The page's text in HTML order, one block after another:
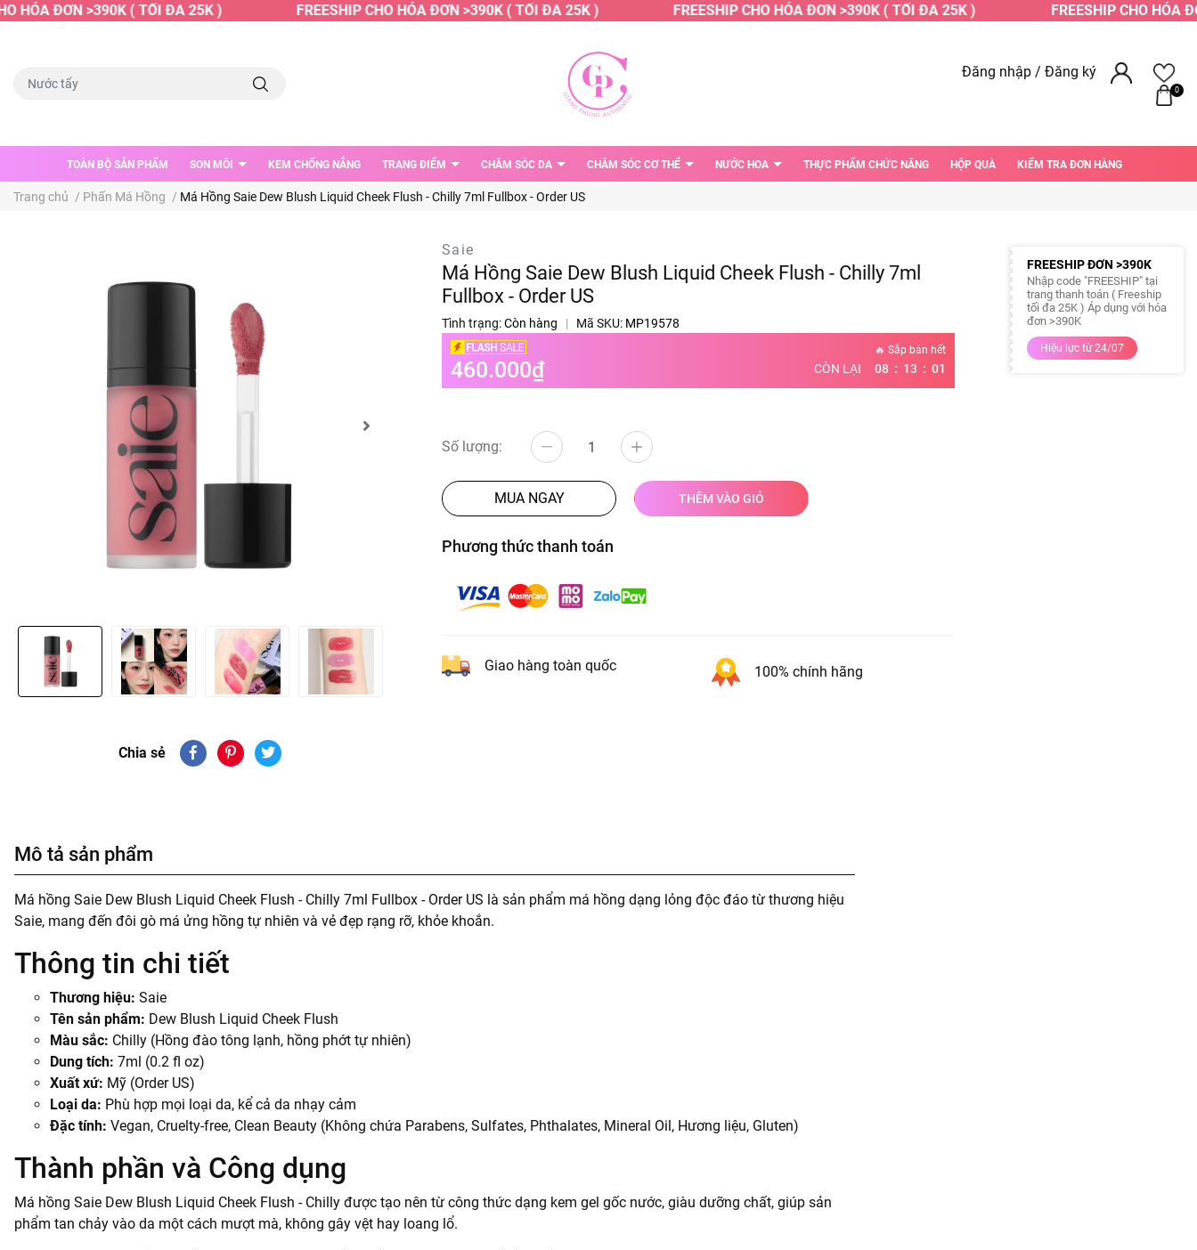
HÓA ĐƠN >390K ( TỐI ĐA 25K ) FREESHIP CHO HÓA ĐƠN >390K ( TỐI ĐA 25K ) FREESHIP CHO HÓA ĐƠN >390K ( TỐI ĐA 25K ) FREESHIP CHO HÓA
Đăng nhập / Đăng ký
0
TOÀN BỘ SẢN PHẨM SON MÔI KEM CHỐNG NẮNG TRANG ĐIỂM CHĂM SÓC DA CHĂM SÓC CƠ THỂ NƯỚC HOA THỰC PHẨM CHỨC NĂNG HỘP QUÀ KIỂM TRA ĐƠN HÀNG
Trang chủ / Phấn Má Hồng / Má Hồng Saie Dew Blush Liquid Cheek Flush - Chilly 7ml Fullbox - Order US
Chia sẻ
Saie
Má Hồng Saie Dew Blush Liquid Cheek Flush - Chilly 7ml
Fullbox - Order US
Tình trạng:Còn hàng | Mã SKU: MP19578
460.000₫
🔥 Sắp bán hết
CÒN LẠI 08 : 13 : 00
Số lượng:
MUA NGAY THÊM VÀO GIỎ
Phương thức thanh toán
Giao hàng toàn quốc 100% chính hãng
FREESHIP ĐƠN >390K
Nhập code "FREESHIP" tại
trang thanh toán ( Freeship
tối đa 25K ) Áp dụng với hóa
đơn >390K
Hiệu lực từ 24/07
Mô tả sản phẩm
Má hồng Saie Dew Blush Liquid Cheek Flush - Chilly 7ml Fullbox - Order US là sản phẩm má hồng dạng lỏng độc đáo từ thương hiệu
Saie, mang đến đôi gò má ửng hồng tự nhiên và vẻ đẹp rạng rỡ, khỏe khoắn.
Thông tin chi tiết
Thương hiệu: Saie
Tên sản phẩm: Dew Blush Liquid Cheek Flush
Màu sắc: Chilly (Hồng đào tông lạnh, hồng phớt tự nhiên)
Dung tích: 7ml (0.2 fl oz)
Xuất xứ: Mỹ (Order US)
Loại da: Phù hợp mọi loại da, kể cả da nhạy cảm
Đặc tính: Vegan, Cruelty-free, Clean Beauty (Không chứa Parabens, Sulfates, Phthalates, Mineral Oil, Hương liệu, Gluten)
Thành phần và Công dụng
Má hồng Saie Dew Blush Liquid Cheek Flush - Chilly được tạo nên từ công thức dạng kem gel gốc nước, giàu dưỡng chất, giúp sản
phẩm tan chảy vào da một cách mượt mà, không gây vệt hay loang lổ.